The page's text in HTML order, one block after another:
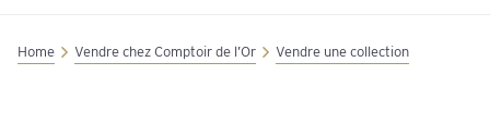
Home Vendre chez Comptoir de l’Or Vendre une collection